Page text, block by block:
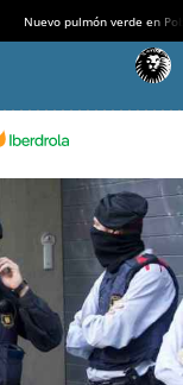
Nuevo pulmón verde en